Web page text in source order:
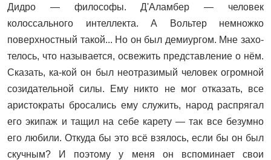
Дидро — философы. Д'Аламбер — человек
колоссального интеллекта. А Вольтер немножко
поверхностный такой... Но он был демиургом. Мне захо-
телось, что называется, освежить представление о нём.
Сказать, ка-кой он был неотразимый человек огромной
созидательной силы. Ему никто не мог отказать, все
аристократы бросались ему служить, народ распрягал
его экипаж и тащил на себе карету — так все безумно
его любили. Откуда бы это всё взялось, если бы он был
скучным? И поэтому у меня он вспоминает свои